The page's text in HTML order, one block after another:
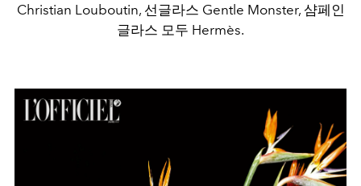
Christian Louboutin, 선글라스 Gentle Monster, 샴페인
글라스 모두 Hermès.